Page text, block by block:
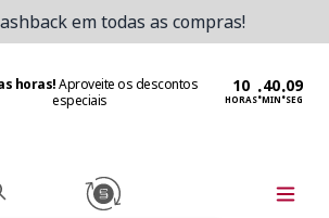
em todas as compras!
horas!Aproveite os descontos
especiais
HORAS:MIN:SEG